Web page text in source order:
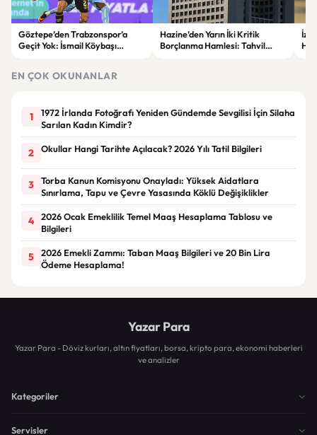
Göztepe’den Trabzonspor’a
Geçit Yok: İsmail Köybaşı
Hazine’den Yarın İki Kritik
Borçlanma Hamlesi: Tahvil
EN ÇOK OKUNANLAR
1
1972 İrlanda Fotoğrafı Yeniden Gündemde Sevgilisi İçin Silaha
Sarılan Kadın Kimdir?
2 Okullar Hangi Tarihte Açılacak? 2026 Yılı Tatil Bilgileri
3
Torba Kanun Komisyonu Onayladı: Yüksek Aidatlara
Sınırlama, Tapu ve Çevre Yasasında Köklü Değişiklikler
4
2026 Ocak Emeklilik Temel Maaş Hesaplama Tablosu ve
Bilgileri
5
2026 Emekli Zammı: Taban Maaş Bilgileri ve 20 Bin Lira
Ödeme Hesaplama!
Yazar Para
Yazar Para - Döviz kurları, altın fiyatları, borsa, kripto para, ekonomi haberleri
ve analizler
Kategoriler
Servisler